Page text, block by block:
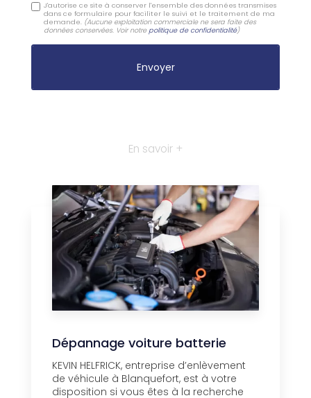
J'autorise ce site à conserver l'ensemble des données transmises
dans ce formulaire pour faciliter le suivi et le traitement de ma
demande. (Aucune exploitation commerciale ne sera faite des
données conservées. Voir notrepolitique de confidentialité)
En savoir +
Dépannage voiture batterie
KEVIN HELFRICK, entreprise d’enlèvement
de véhicule à Blanquefort, est à votre
disposition si vous êtes à la recherche